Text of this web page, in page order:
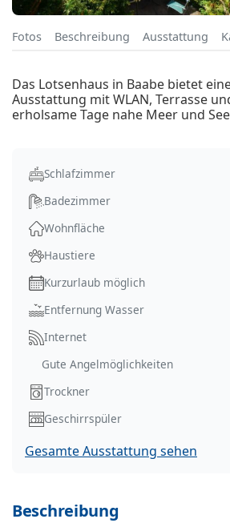
Fotos Beschreibung Ausstattung
Das Lotsenhaus in Baabe bietet
Ausstattung mit WLAN, Terrasse
erholsame Tage nahe Meer und
Schlafzimmer
Badezimmer
Wohnfläche
Haustiere
Kurzurlaub möglich
Entfernung Wasser
Internet
Gute Angelmöglichkeiten
Trockner
Geschirrspüler
Gesamte Ausstattung sehen
Beschreibung